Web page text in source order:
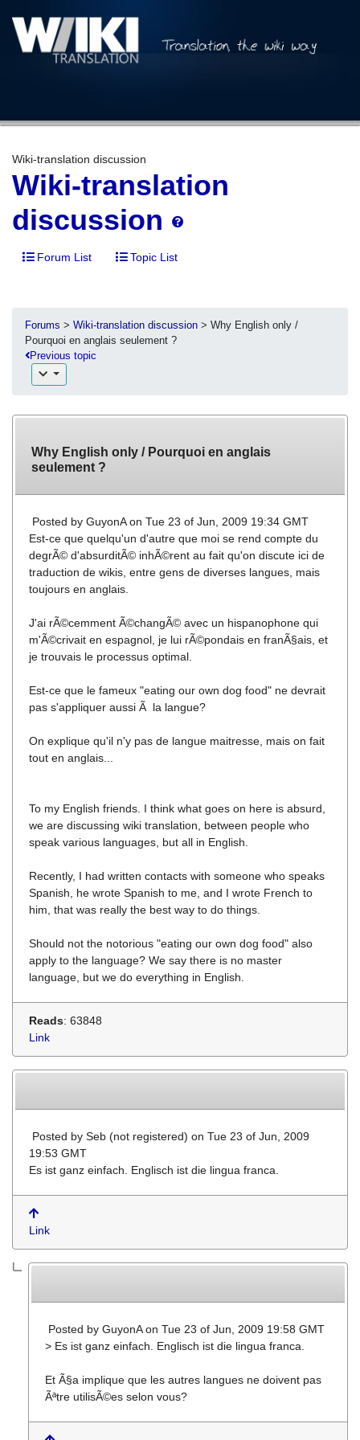
Wiki-translation discussion
Wiki-translation
discussion
Forum List Topic List
Forums > Wiki-translation discussion > Why English only /
Pourquoi en anglais seulement ?
Previous topic
Why English only / Pourquoi en anglais
seulement ?
Posted by GuyonA on Tue 23 of Jun, 2009 19:34 GMT
Est-ce que quelqu'un d'autre que moi se rend compte du
degrÃ© d'absurditÃ© inhÃ©rent au fait qu'on discute ici de
traduction de wikis, entre gens de diverses langues, mais
toujours en anglais.
J'ai rÃ©cemment Ã©changÃ© avec un hispanophone qui
m'Ã©crivait en espagnol, je lui rÃ©pondais en franÃ§ais, et
je trouvais le processus optimal.
Est-ce que le fameux "eating our own dog food" ne devrait
pas s'appliquer aussi Ã la langue?
On explique qu'il n'y pas de langue maitresse, mais on fait
tout en anglais...
To my English friends. I think what goes on here is absurd,
we are discussing wiki translation, between people who
speak various languages, but all in English.
Recently, I had written contacts with someone who speaks
Spanish, he wrote Spanish to me, and I wrote French to
him, that was really the best way to do things.
Should not the notorious "eating our own dog food" also
apply to the language? We say there is no master
language, but we do everything in English.
Reads: 63848
Link
Posted by Seb (not registered) on Tue 23 of Jun, 2009
19:53 GMT
Es ist ganz einfach. Englisch ist die lingua franca.
Link
Posted by GuyonA on Tue 23 of Jun, 2009 19:58 GMT
> Es ist ganz einfach. Englisch ist die lingua franca.
Et Ã§a implique que les autres langues ne doivent pas
Ãªtre utilisÃ©es selon vous?